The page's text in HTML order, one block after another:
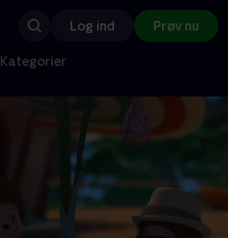
Log ind Prøv nu
Kategorier